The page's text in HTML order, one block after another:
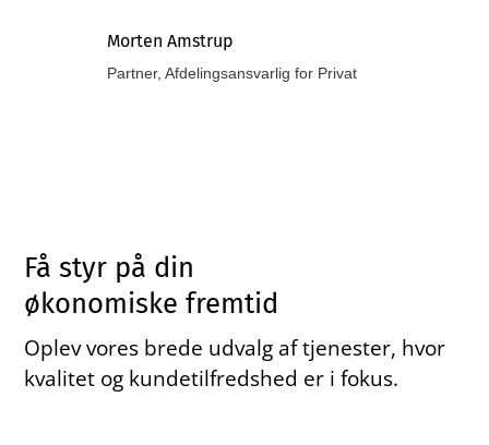
Morten Amstrup
Partner, Afdelingsansvarlig for Privat
Få styr på din
økonomiske fremtid
Oplev vores brede udvalg af tjenester, hvor
kvalitet og kundetilfredshed er i fokus.